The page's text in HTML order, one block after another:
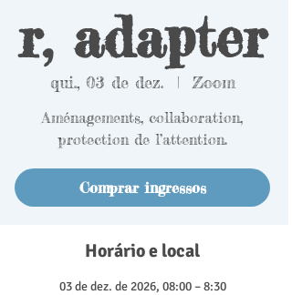
r, adapter
qui., 03 de dez.
  |
Zoom
Aménagements, collaboration,
protection de l’attention.
Comprar ingressos
Horário e local
03 de dez. de 2026, 08:00 – 8:30